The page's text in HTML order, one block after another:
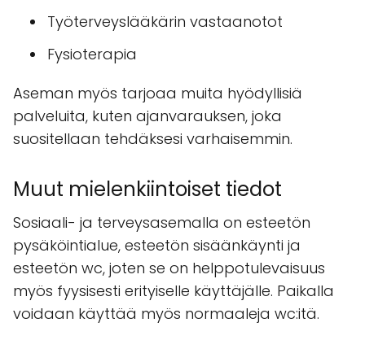
Työterveyslääkärin vastaanotot
Fysioterapia
Aseman myös tarjoaa muita hyödyllisiä
palveluita, kuten ajanvarauksen, joka
suositellaan tehdäksesi varhaisemmin.
Muut mielenkiintoiset tiedot
Sosiaali- ja terveysasemalla on esteetön
pysäköintialue, esteetön sisäänkäynti ja
esteetön wc, joten se on helppotulevaisuus
myös fyysisesti erityiselle käyttäjälle. Paikalla
voidaan käyttää myös normaaleja wc:itä.